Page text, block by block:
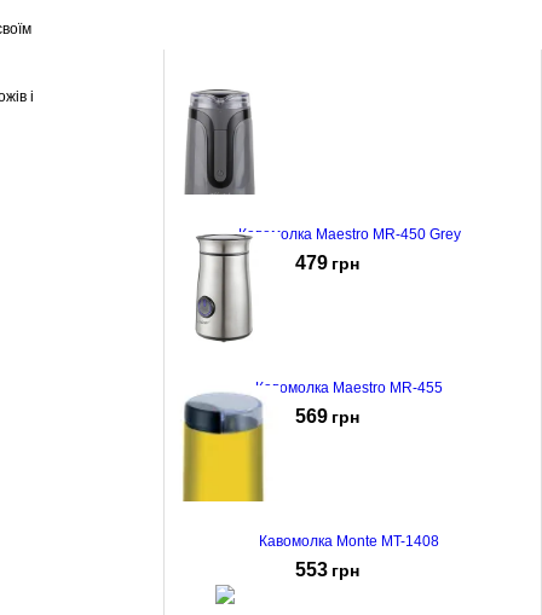
Кавомолка Maestro MR-450 Grey
479 грн
Кавомолка Maestro MR-455
569 грн
Кавомолка Monte MT-1408
553 грн
і